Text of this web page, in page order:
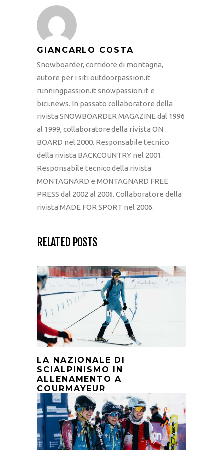
GIANCARLO COSTA
Snowboarder, corridore di montagna,
autore per i siti outdoorpassion.it
runningpassion.it snowpassion.it e
bici.news. In passato collaboratore della
rivista SNOWBOARDER MAGAZINE dal 1996
al 1999, collaboratore della rivista ON
BOARD nel 2000. Responsabile tecnico
della rivista BACKCOUNTRY nel 2001.
Responsabile tecnico della rivista
MONTAGNARD e MONTAGNARD FREE
PRESS dal 2002 al 2006. Collaboratore della
rivista MADE FOR SPORT nel 2006.
RELATED POSTS
LA NAZIONALE DI
SCIALPINISMO IN
ALLENAMENTO A
COURMAYEUR